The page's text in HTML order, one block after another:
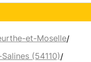
et-Moselle/
(54110)/